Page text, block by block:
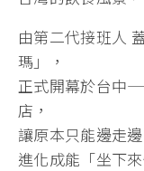
由第二代接班人
瑪」，
正式開幕於台中
店，
讓原本只能邊走
進化成能「坐下